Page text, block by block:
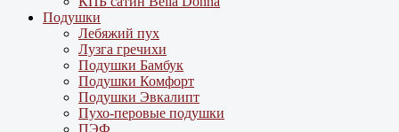
Подушки
Лебяжий пух
Лузга гречихи
Подушки Бамбук
Подушки Комфорт
Подушки Эвкалипт
Пухо-перовые подушки
ПЭФ